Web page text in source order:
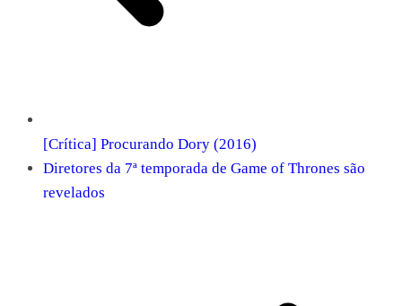
[Crítica] Procurando Dory (2016)
Diretores da 7ª temporada de Game of Thrones são
revelados